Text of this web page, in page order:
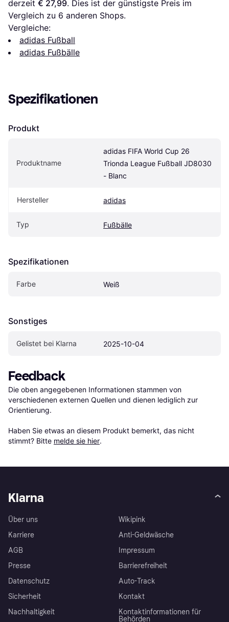
derzeit € 27,99. Dies ist der günstigste Preis im
Vergleich zu 6 anderen Shops.
Vergleiche:
adidas Fußball
adidas Fußbälle
Spezifikationen
Produkt
Produktname
adidas FIFA World Cup 26
Trionda League Fußball JD8030
- Blanc
Hersteller adidas
Typ Fußbälle
Spezifikationen
Farbe Weiß
Sonstiges
Gelistet bei Klarna 2025-10-04
Feedback
Die oben angegebenen Informationen stammen von
verschiedenen externen Quellen und dienen lediglich zur
Orientierung.
Haben Sie etwas an diesem Produkt bemerkt, das nicht
stimmt? Bitte melde sie hier.
Klarna
Über uns
Karriere
AGB
Presse
Datenschutz
Sicherheit
Nachhaltigkeit
Wikipink
Anti-Geldwäsche
Impressum
Barrierefreiheit
Auto-Track
Kontakt
Kontaktinformationen für
Behörden